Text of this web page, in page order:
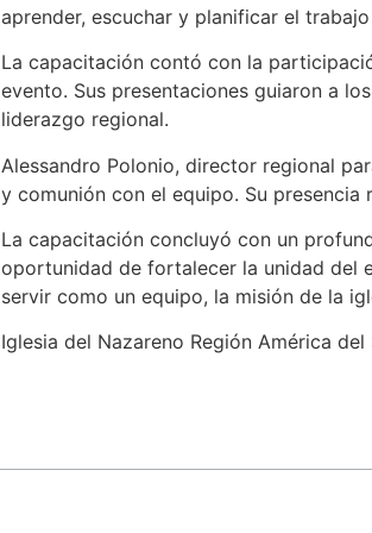
aprender, escuchar y planificar el
La capacitación contó con la
evento. Sus presentaciones guiaron a
liderazgo regional.
Alessandro Polonio, director regional
y comunión con el equipo. Su
La capacitación concluyó con un
oportunidad de fortalecer la unidad del
servir como un equipo, la misión de la
Iglesia del Nazareno Región América del